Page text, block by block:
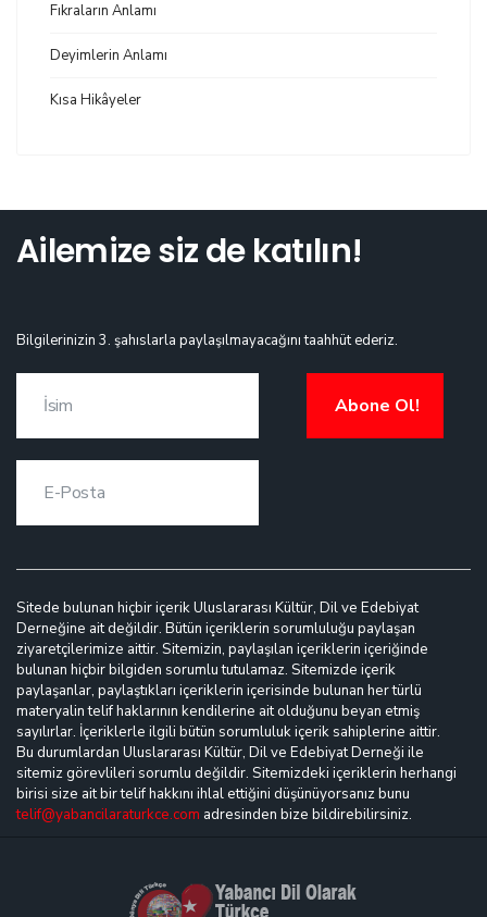
Fıkraların Anlamı
Deyimlerin Anlamı
Kısa Hikâyeler
Ailemize siz de katılın!
Bilgilerinizin 3. şahıslarla paylaşılmayacağını taahhüt ederiz.
Abone Ol!
Sitede bulunan hiçbir içerik Uluslararası Kültür, Dil ve Edebiyat
Derneğine ait değildir. Bütün içeriklerin sorumluluğu paylaşan
ziyaretçilerimize aittir. Sitemizin, paylaşılan içeriklerin içeriğinde
bulunan hiçbir bilgiden sorumlu tutulamaz. Sitemizde içerik
paylaşanlar, paylaştıkları içeriklerin içerisinde bulunan her türlü
materyalin telif haklarının kendilerine ait olduğunu beyan etmiş
sayılırlar. İçeriklerle ilgili bütün sorumluluk içerik sahiplerine aittir.
Bu durumlardan Uluslararası Kültür, Dil ve Edebiyat Derneği ile
sitemiz görevlileri sorumlu değildir. Sitemizdeki içeriklerin herhangi
birisi size ait bir telif hakkını ihlal ettiğini düşünüyorsanız bunu
telif@yabancilaraturkce.com adresinden bize bildirebilirsiniz.